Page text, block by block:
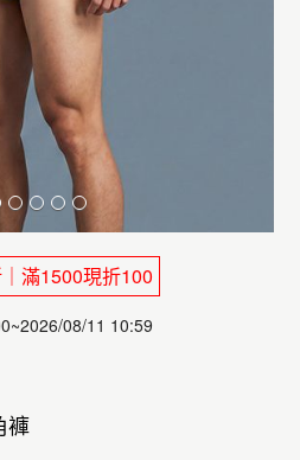
滿1500現折100
08/11 10:59
褲